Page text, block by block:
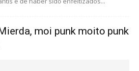
moi punk moito punk